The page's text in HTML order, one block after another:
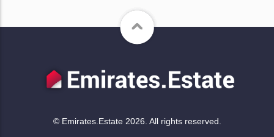
© Emirates.Estate 2026. All rights reserved.